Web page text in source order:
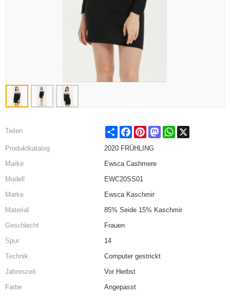
Teilen Share FacebookPinterestMastodonWhatsApp
Produktkatalog
2020 FRÜHLING
Marke
Ewsca Cashmere
Modell
EWC20SS01
Marke
Ewsca Kaschmir
Material
85% Seide 15% Kaschmir
Geschlecht
Frauen
Spur
14
Technik
Computer gestrickt
Jahreszeit
Vor Herbst
Farbe
Angepasst